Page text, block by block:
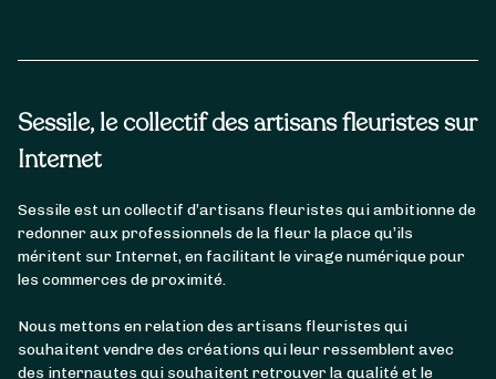
Sessile, le collectif des artisans fleuristes sur
Internet
Sessile est un collectif d’artisans fleuristes qui ambitionne de
redonner aux professionnels de la fleur la place qu’ils
méritent sur Internet, en facilitant le virage numérique pour
les commerces de proximité.
Nous mettons en relation des artisans fleuristes qui
souhaitent vendre des créations qui leur ressemblent avec
des internautes qui souhaitent retrouver la qualité et le